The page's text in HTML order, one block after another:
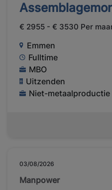
€ 2955 - € 3530 Per
Emmen
Fulltime
MBO
Uitzenden
Niet-metaalproductie
03/08/2026
Manpower